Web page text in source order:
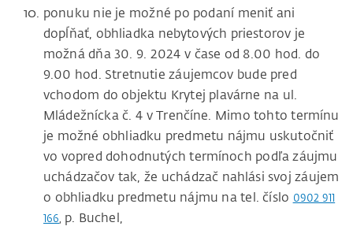
ponuku nie je možné po podaní meniť ani
dopĺňať, obhliadka nebytových priestorov je
možná dňa 30. 9. 2024 v čase od 8.00 hod. do
9.00 hod. Stretnutie záujemcov bude pred
vchodom do objektu Krytej plavárne na ul.
Mládežnícka č. 4 v Trenčíne. Mimo tohto termínu
je možné obhliadku predmetu nájmu uskutočniť
vo vopred dohodnutých termínoch podľa záujmu
uchádzačov tak, že uchádzač nahlási svoj záujem
o obhliadku predmetu nájmu na tel. číslo 0902 911
166 p. Buchel,